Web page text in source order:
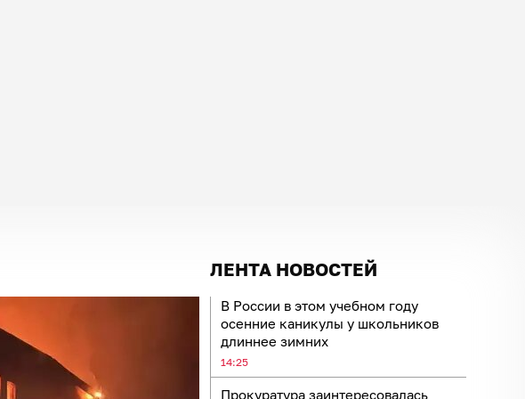
ЛЕНТА НОВОСТЕЙ
В России в этом учебном году
осенние каникулы у школьников
длиннее зимних
14:25
Прокуратура заинтересовалась